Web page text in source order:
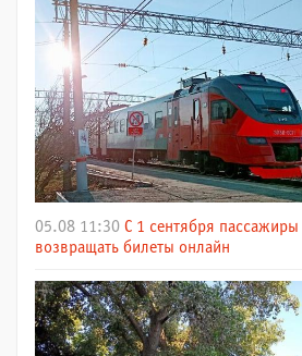
05.08 11:30 С 1 сентября пассажиры
возвращать билеты онлайн